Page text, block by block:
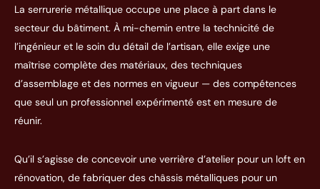
La serrurerie métallique occupe une place à part dans le
secteur du bâtiment. À mi-chemin entre la technicité de
l’ingénieur et le soin du détail de l’artisan, elle exige une
maîtrise complète des matériaux, des techniques
d’assemblage et des normes en vigueur — des compétences
que seul un professionnel expérimenté est en mesure de
réunir.
Qu’il s’agisse de concevoir une verrière d’atelier pour un loft en
rénovation, de fabriquer des châssis métalliques pour un